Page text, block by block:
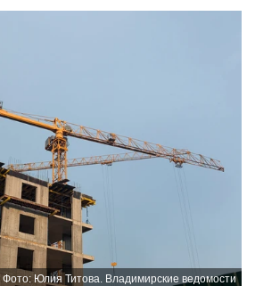
Фото: Юлия Титова. Владимирские ведомости